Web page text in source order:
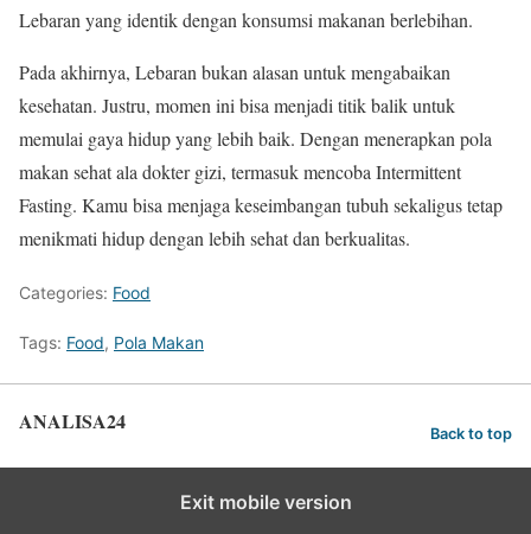
Lebaran yang identik dengan konsumsi makanan berlebihan.
Pada akhirnya, Lebaran bukan alasan untuk mengabaikan
kesehatan. Justru, momen ini bisa menjadi titik balik untuk
memulai gaya hidup yang lebih baik. Dengan menerapkan pola
makan sehat ala dokter gizi, termasuk mencoba Intermittent
Fasting. Kamu bisa menjaga keseimbangan tubuh sekaligus tetap
menikmati hidup dengan lebih sehat dan berkualitas.
Categories: Food
Tags: Food, Pola Makan
ANALISA24 Back to top
Exit mobile version